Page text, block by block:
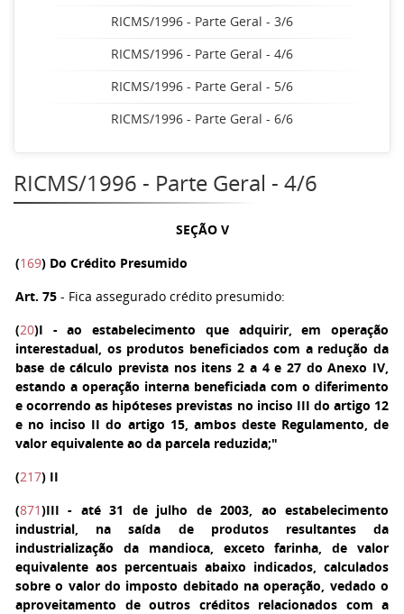
RICMS/1996 - Parte Geral - 3/6
RICMS/1996 - Parte Geral - 4/6
RICMS/1996 - Parte Geral - 5/6
RICMS/1996 - Parte Geral - 6/6
RICMS/1996 - Parte Geral - 4/6
SEÇÃO V
(169) Do Crédito Presumido
Art. 75 - Fica assegurado crédito presumido:
(20)I -ao estabelecimento que adquirir, em operação
interestadual, os produtos beneficiados com a redução da
base de cálculo prevista nos itens 2 a 4 e 27 do Anexo IV,
estando a operação interna beneficiada com o diferimento
e ocorrendo as hipóteses previstas no inciso III do artigo 12
e no inciso II do artigo 15, ambos deste Regulamento, de
valor equivalente ao da parcela reduzida;"
(217) II
(871)III - até 31 de julho de 2003, ao estabelecimento
industrial, na saída de produtos resultantes da
industrialização da mandioca, exceto farinha, de valor
equivalente aos percentuais abaixo indicados, calculados
sobre o valor do imposto debitado na operação, vedado o
aproveitamento de outros créditos relacionados com a